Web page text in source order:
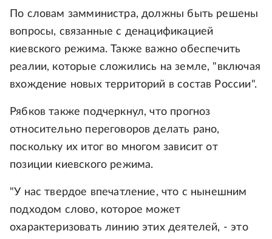
По словам замминистра, должны быть решены
вопросы, связанные с денацификацией
киевского режима. Также важно обеспечить
реалии, которые сложились на земле, "включая
вхождение новых территорий в состав России".
Рябков также подчеркнул, что прогноз
относительно переговоров делать рано,
поскольку их итог во многом зависит от
позиции киевского режима.
"У нас твердое впечатление, что с нынешним
подходом слово, которое может
охарактеризовать линию этих деятелей, - это